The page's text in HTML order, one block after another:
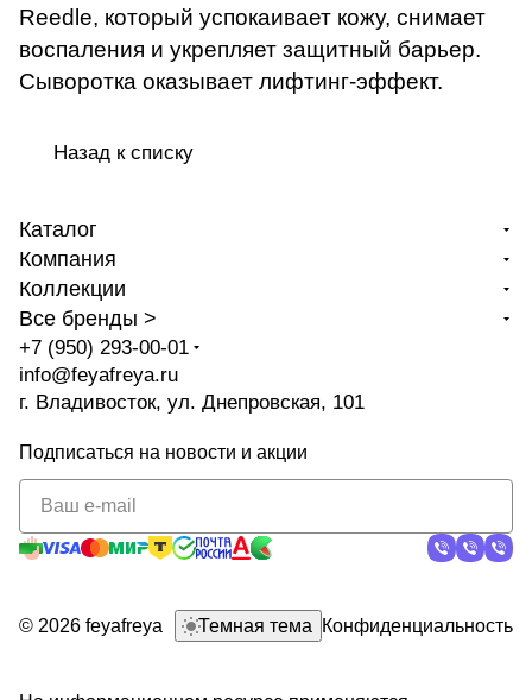
Reedle, который успокаивает кожу, снимает
воспаления и укрепляет защитный барьер.
Сыворотка оказывает лифтинг-эффект.
Назад к списку
Каталог
Компания
Коллекции
Все бренды >
+7 (950) 293-00-01
info@feyafreya.ru
г. Владивосток, ул. Днепровская, 101
Подписаться на новости и акции
© 2026 feyafreya Темная тема Конфиденциальность